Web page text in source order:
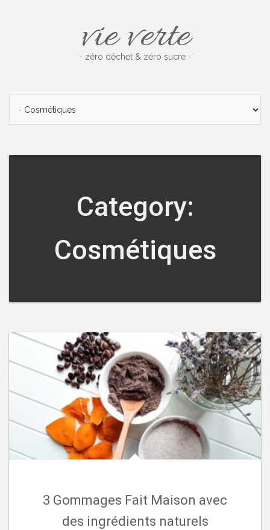
vie verte
- zéro déchet & zéro sucre -
Category:
Cosmétiques
3 Gommages Fait Maison avec
des ingrédients naturels